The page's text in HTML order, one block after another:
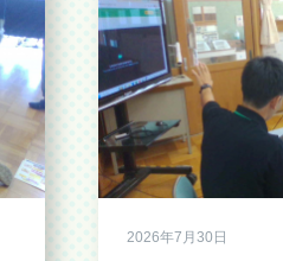
2026年7月30日